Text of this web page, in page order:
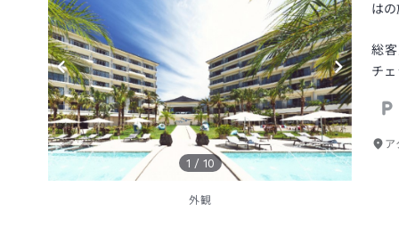
1 / 10
外観
は
総
チ
ア